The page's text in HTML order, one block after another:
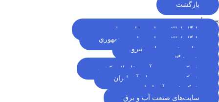
بازگشت
پیوندها
پایگاه اطلاع رسانی مقام معظم رهبری
پایگاه اطلاع رسانی ریاست جمهوري
سایت خبری وزارت نیرو
پژوهشگاه نيرو
شرکت مهندسی آب و فاضلاب کشور
شرکت مدیریت منابع آب ایران
شبکه خبری آب ایران
سایت‌های صنعت آب و برق